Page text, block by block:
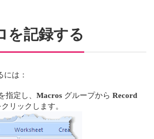
を記録する
には：
指定し、 Macros グループから Record
クリックします。